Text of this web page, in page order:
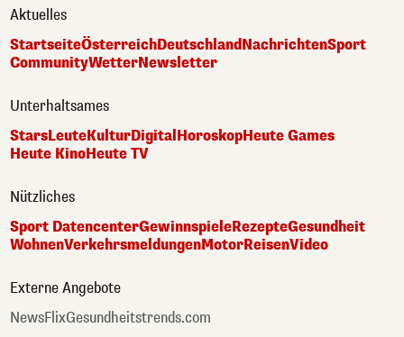
Aktuelles
StartseiteÖsterreichDeutschlandNachrichtenSport
CommunityWetterNewsletter
Unterhaltsames
StarsLeuteKulturDigitalHoroskopHeute Games
Heute KinoHeute TV
Nützliches
Sport DatencenterGewinnspieleRezepteGesundheit
WohnenVerkehrsmeldungenMotorReisenVideo
Externe Angebote
NewsFlixGesundheitstrends.com